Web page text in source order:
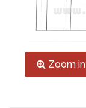
Zoom in